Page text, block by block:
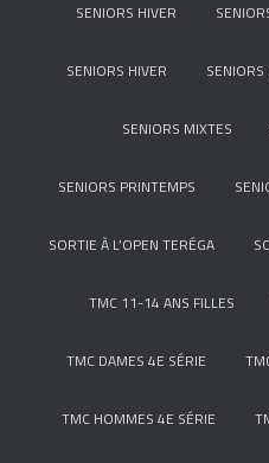
SENIORS HIVER
SENIORS HIVER
SENIORS MIXTES
SENIORS PRINTEMPS
SORTIE À L’OPEN TERÉGA
TMC 11-14 ANS FILLES
TMC DAMES 4E SÉRIE
TMC HOMMES 4E SÉRIE